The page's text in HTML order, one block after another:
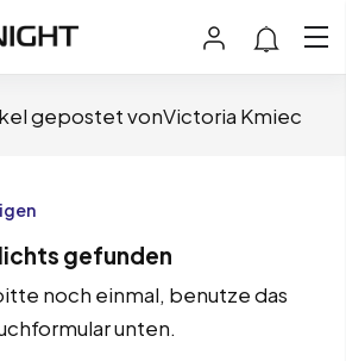
gepostet vonVictoria Kmiec
gefunden
noch einmal, benutze das
unten.